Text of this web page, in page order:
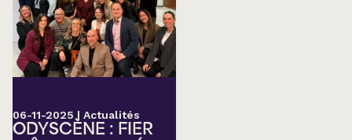
06-11-2025 | Actualités
ODYSCÈNE : FIER